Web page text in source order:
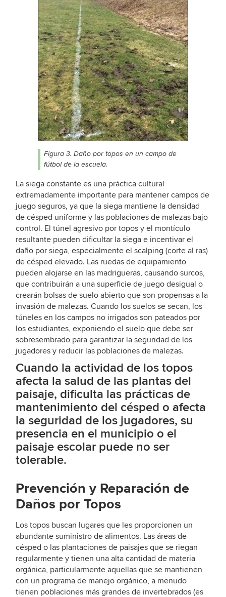
Figura 3. Daño por topos en un campo de
fútbol de la escuela.
La siega constante es una práctica cultural
extremadamente importante para mantener campos de
juego seguros, ya que la siega mantiene la densidad
de césped uniforme y las poblaciones de malezas bajo
control. El túnel agresivo por topos y el montículo
resultante pueden dificultar la siega e incentivar el
daño por siega, especialmente el scalping (corte al ras)
de césped elevado. Las ruedas de equipamiento
pueden alojarse en las madrigueras, causando surcos,
que contribuirán a una superficie de juego desigual o
crearán bolsas de suelo abierto que son propensas a la
invasión de malezas. Cuando los suelos se secan, los
túneles en los campos no irrigados son pateados por
los estudiantes, exponiendo el suelo que debe ser
sobresembrado para garantizar la seguridad de los
jugadores y reducir las poblaciones de malezas.
Cuando la actividad de los topos
afecta la salud de las plantas del
paisaje, dificulta las prácticas de
mantenimiento del césped o afecta
la seguridad de los jugadores, su
presencia en el municipio o el
paisaje escolar puede no ser
tolerable.
Prevención y Reparación de
Daños por Topos
Los topos buscan lugares que les proporcionen un
abundante suministro de alimentos. Las áreas de
césped o las plantaciones de paisajes que se riegan
regularmente y tienen una alta cantidad de materia
orgánica, particularmente aquellas que se mantienen
con un programa de manejo orgánico, a menudo
tienen poblaciones más grandes de invertebrados (es